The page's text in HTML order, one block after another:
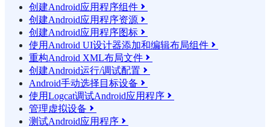
创建Android应用程序组件 
创建Android应用程序资源 
创建Android应用程序图标 
使用Android UI设计器添加和编辑布局组件 
重构Android XML布局文件 
创建Android运行/调试配置 
Android手动选择目标设备 
使用Logcat调试Android应用程序 
管理虚拟设备 
测试Android应用程序 